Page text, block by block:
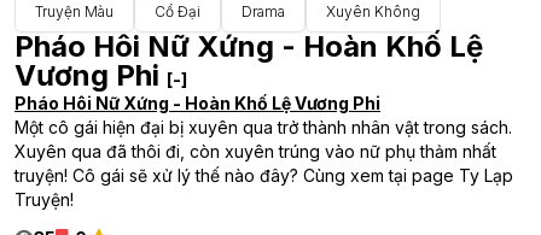
Truyện Màu Cổ Đại Drama Xuyên Không
Pháo Hôi Nữ Xứng - Hoàn Khố Lệ
Vương Phi [-]
Pháo Hôi Nữ Xứng - Hoàn Khố Lệ Vương Phi
Một cô gái hiện đại bị xuyên qua trở thành nhân vật trong sách.
Xuyên qua đã thôi đi, còn xuyên trúng vào nữ phụ thảm nhất
truyện! Cô gái sẽ xử lý thế nào đây? Cùng xem tại page Ty Lạp
Truyện!